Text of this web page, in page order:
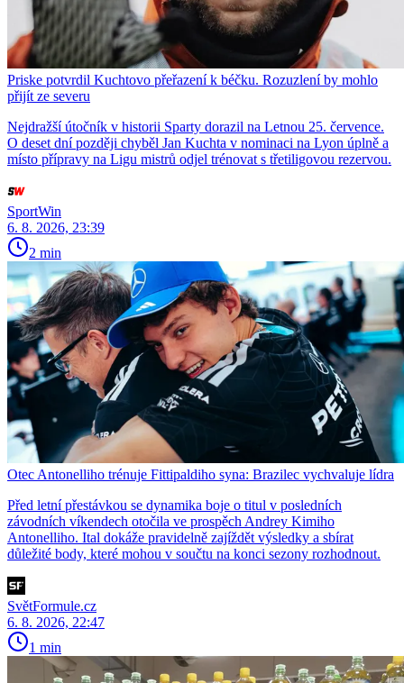
Priske potvrdil Kuchtovo přeřazení k béčku. Rozuzlení by mohlo
přijít ze severu
Nejdražší útočník v historii Sparty dorazil na Letnou 25. července.
O deset dní později chyběl Jan Kuchta v nominaci na Lyon úplně a
místo přípravy na Ligu mistrů odjel trénovat s třetiligovou rezervou.
SportWin
6. 8. 2026, 23:39
2 min
Otec Antonelliho trénuje Fittipaldiho syna: Brazilec vychvaluje lídra
Před letní přestávkou se dynamika boje o titul v posledních
závodních víkendech otočila ve prospěch Andrey Kimiho
Antonelliho. Ital dokáže pravidelně zajíždět výsledky a sbírat
důležité body, které mohou v součtu na konci sezony rozhodnout.
SvětFormule.cz
6. 8. 2026, 22:47
1 min